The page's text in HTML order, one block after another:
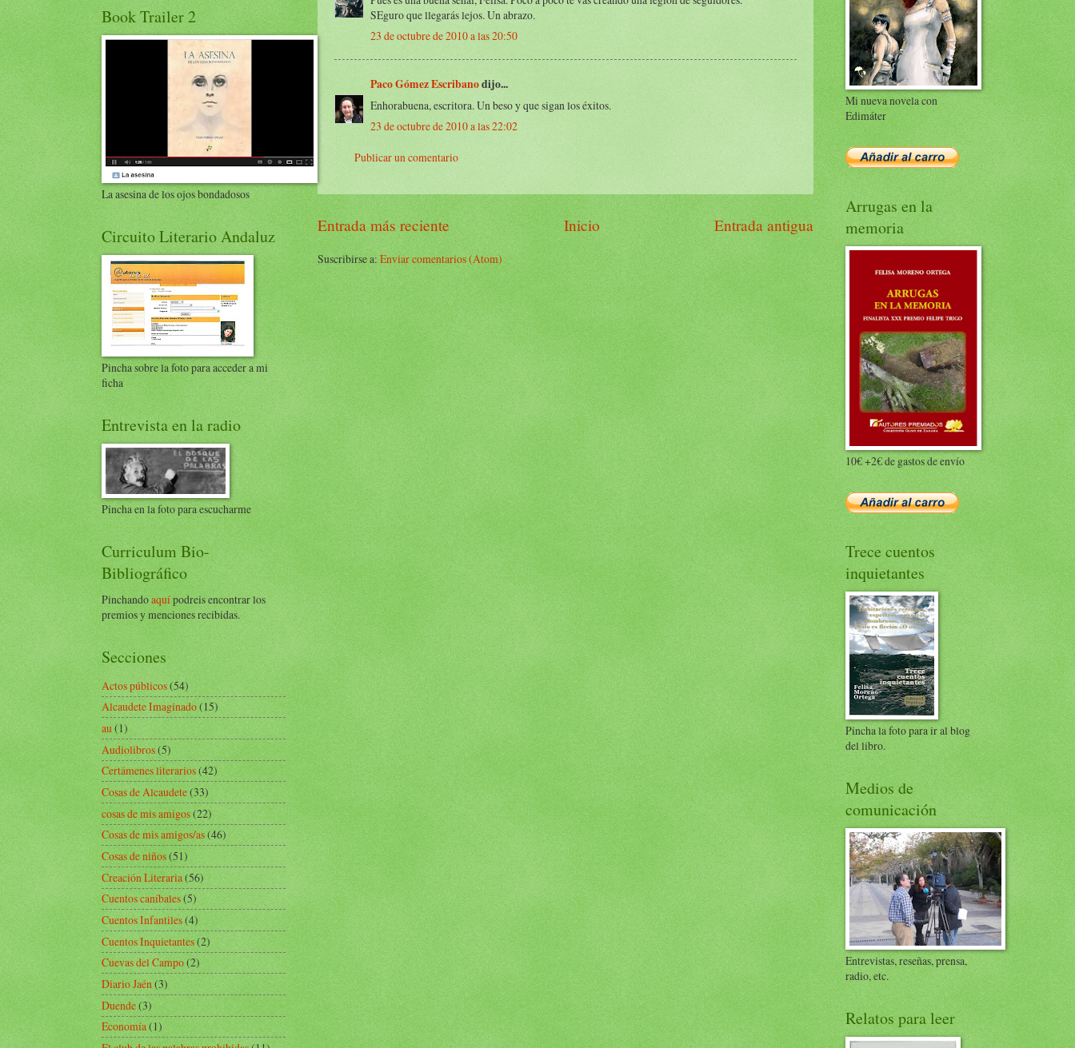
SEguro que llegarás lejos. Un abrazo.
23 de octubre de 2010 a las 20:50
Paco Gómez Escribanodijo...
Enhorabuena, escritora. Un beso y que sigan los éxitos.
23 de octubre de 2010 a las 22:02
Publicar un comentario
Entrada más reciente Entrada antigua
Inicio
Suscribirse a:Enviar comentarios (Atom)
Book Trailer 2
La asesina de los ojos bondadosos
Circuito Literario Andaluz
Pincha sobre la foto para acceder a mi
ficha
Entrevista en la radio
Pincha en la foto para escucharme
Curriculum Bio-
Bibliográfico
Pinchandoaquípodreis encontrar los
premios y menciones recibidas.
Secciones
Actos públicos(54)
Alcaudete Imaginado(15)
au(1)
Audiolibros(5)
Certámenes literarios(42)
Cosas de Alcaudete(33)
cosas de mis amigos(22)
Cosas de mis amigos/as(46)
Cosas de niños(51)
Creación Literaria(56)
Cuentos caníbales(5)
Cuentos Infantiles(4)
Cuentos Inquietantes(2)
Cuevas del Campo(2)
Diario Jaén(3)
Duende(3)
Economía(1)
Mi nueva novela con
Edimáter
Arrugas en la
memoria
10€ +2€ de gastos de envío
Trece cuentos
inquietantes
Pincha la foto para ir al blog
del libro.
Medios de
comunicación
Entrevistas, reseñas, prensa,
radio, etc.
Relatos para leer